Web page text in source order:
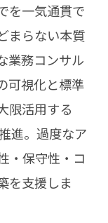
を一気通貫で
まらない本質
業務コンサル
可視化と標準
限活用する
進。過度なア
・保守性・コ
を支援しま